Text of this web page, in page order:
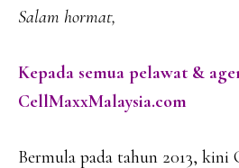
Salam hormat,
Kepada semua pelawat &
CellMaxxMalaysia.com
Bermula pada tahun 2013, kini